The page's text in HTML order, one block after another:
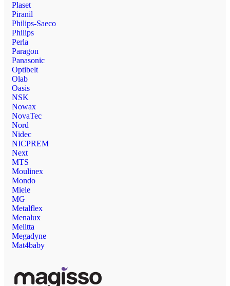
Plaset
Piranil
Philips-Saeco
Philips
Perla
Paragon
Panasonic
Optibelt
Olab
Oasis
NSK
Nowax
NovaTec
Nord
Nidec
NICPREM
Next
MTS
Moulinex
Mondo
Miele
MG
Metalflex
Menalux
Melitta
Megadyne
Mat4baby